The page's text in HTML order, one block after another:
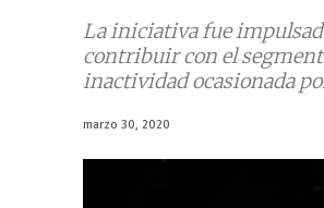
La iniciativa fue
contribuir con el
inactividad ocasionada
marzo 30, 2020